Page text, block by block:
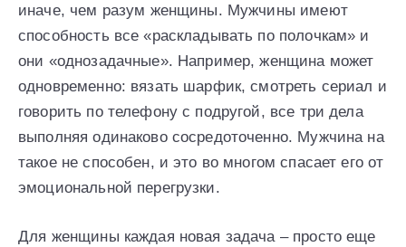
иначе, чем разум женщины. Мужчины имеют
способность все «раскладывать по полочкам» и
они «однозадачные». Например, женщина может
одновременно: вязать шарфик, смотреть сериал и
говорить по телефону с подругой, все три дела
выполняя одинаково сосредоточенно. Мужчина на
такое не способен, и это во многом спасает его от
эмоциональной перегрузки.
Для женщины каждая новая задача – просто еще